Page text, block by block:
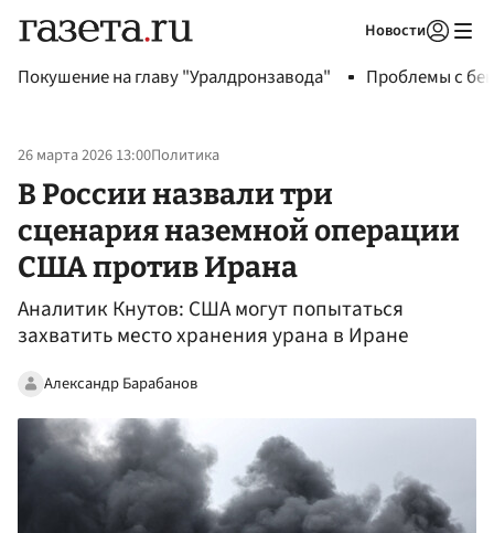
Новости
Покушение на главу "Уралдронзавода" Проблемы с
26 марта 2026 13:00Политика
В России назвали три
сценария наземной операции
США против Ирана
Аналитик Кнутов: США могут попытаться
захватить место хранения урана в Иране
Александр Барабанов